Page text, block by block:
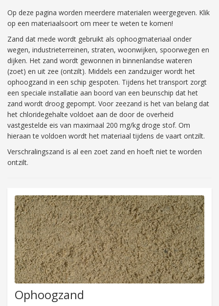
Op deze pagina worden meerdere materialen weergegeven. Klik
op een materiaalsoort om meer te weten te komen!
Zand dat mede wordt gebruikt als ophoogmateriaal onder
wegen, industrieterreinen, straten, woonwijken, spoorwegen en
dijken. Het zand wordt gewonnen in binnenlandse wateren
(zoet) en uit zee (ontzilt). Middels een zandzuiger wordt het
ophoogzand in een schip gespoten. Tijdens het transport zorgt
een speciale installatie aan boord van een beunschip dat het
zand wordt droog gepompt. Voor zeezand is het van belang dat
het chloridegehalte voldoet aan de door de overheid
vastgestelde eis van maximaal 200 mg/kg droge stof. Om
hieraan te voldoen wordt het materiaal tijdens de vaart ontzilt.
Verschralingszand is al een zoet zand en hoeft niet te worden
ontzilt.
Ophoogzand